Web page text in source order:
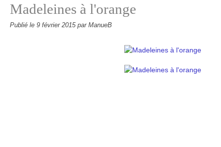
Madeleines à l'orange
Publié le 9 février 2015 par ManueB